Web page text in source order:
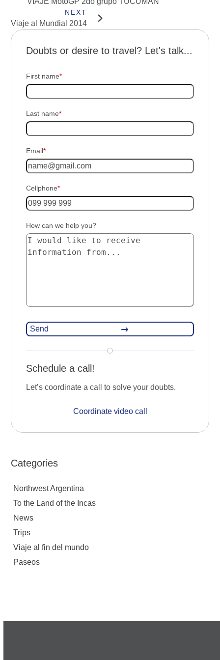
Viaje al Mundial 2014
Doubts or desire to travel? Let's talk...
First name*
Last name*
Email*
Cellphone*
How can we help you?
Schedule a call!
Let’s coordinate a call to solve your doubts.
Coordinate video call
Categories
Northwest Argentina
To the Land of the Incas
News
Trips
Viaje al fin del mundo
Paseos